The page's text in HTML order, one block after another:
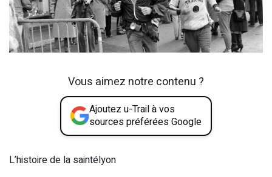
Vous aimez notre contenu ?
Ajoutez u-Trail à vos
sources préférées Google
L’histoire de la saintélyon